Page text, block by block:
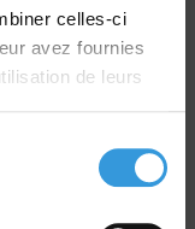
celles-ci
avez fournies
de leurs